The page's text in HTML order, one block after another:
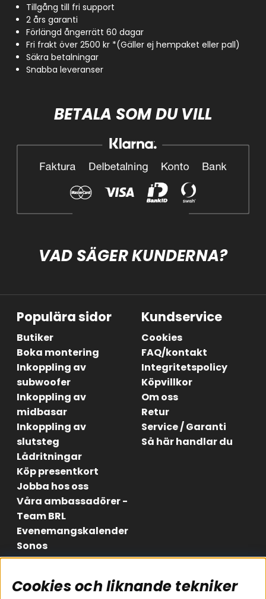
Tillgång till fri support
2 års garanti
Förlängd ångerrätt 60 dagar
Fri frakt över 2500 kr *(Gäller ej hempaket eller pall)
Säkra betalningar
Snabba leveranser
BETALA SOM DU VILL
VAD SÄGER KUNDERNA?
Populära sidor
Butiker
Boka montering
Inkoppling av
subwoofer
Inkoppling av
midbasar
Inkoppling av
slutsteg
Lådritningar
Köp presentkort
Jobba hos oss
Våra ambassadörer -
Team BRL
Evenemangskalender
Sonos
Kundservice
Cookies
FAQ/kontakt
Integritetspolicy
Köpvillkor
Om oss
Retur
Service / Garanti
Så här handlar du
Områden Följ oss
Cookies och liknande tekniker